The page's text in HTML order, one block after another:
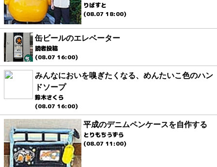
りばすと
(08.07 18:00)
缶ビールのエレベーター
読者投稿
(08.07 16:00)
みんなにおいを嗅ぎたくなる、めんたいこ色のハン
ドソープ
鈴木さくら
(08.07 16:00)
平成のデニムペンケースを自作する
とりもちうずら
(08.07 11:00)